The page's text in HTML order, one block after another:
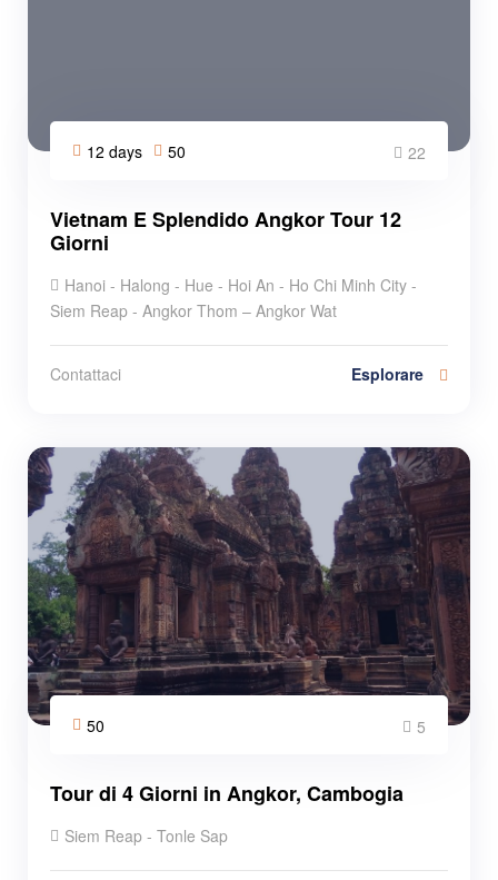
12 days 50 22
Vietnam E Splendido Angkor Tour 12
Giorni
Hanoi - Halong - Hue - Hoi An - Ho Chi Minh City -
Siem Reap - Angkor Thom – Angkor Wat
Contattaci Esplorare
50 5
Tour di 4 Giorni in Angkor, Cambogia
Siem Reap - Tonle Sap